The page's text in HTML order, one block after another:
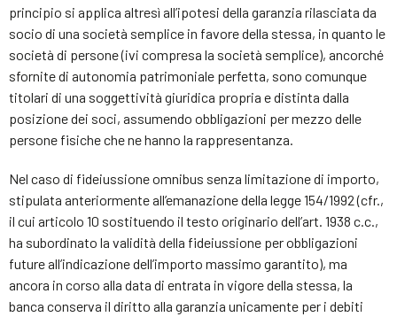
principio si applica altresì all’ipotesi della garanzia rilasciata da
socio di una società semplice in favore della stessa, in quanto le
società di persone (ivi compresa la società semplice), ancorché
sfornite di autonomia patrimoniale perfetta, sono comunque
titolari di una soggettività giuridica propria e distinta dalla
posizione dei soci, assumendo obbligazioni per mezzo delle
persone fisiche che ne hanno la rappresentanza.
Nel caso di fideiussione omnibus senza limitazione di importo,
stipulata anteriormente all’emanazione della legge 154/1992 (cfr.,
il cui articolo 10 sostituendo il testo originario dell’art. 1938 c.c.,
ha subordinato la validità della fideiussione per obbligazioni
future all’indicazione dell’importo massimo garantito), ma
ancora in corso alla data di entrata in vigore della stessa, la
banca conserva il diritto alla garanzia unicamente per i debiti